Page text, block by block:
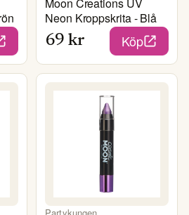
Neon Kroppskrita - Blå
69 kr Köp